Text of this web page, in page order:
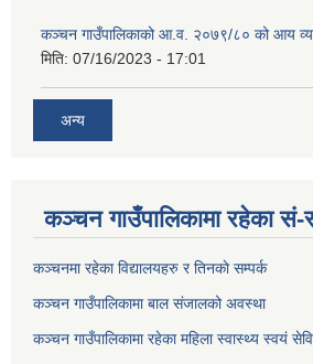
कञ्‍चन गाउँपालिकाको आ.व. २०७९/८० को आय
मिति: 07/16/2023 - 17:01
अन्य
कञ्चन गाउँपालिकामा रहेका
कञ्चनमा रहेका विद्यालयहरु र तिनकाे सम्पर्क
कञ्चन गाउँपालिकामा बाल संजालको अवस्था
कञ्चन गाउँपालिकामा रहेका महिला स्वास्थ्य स्वयं